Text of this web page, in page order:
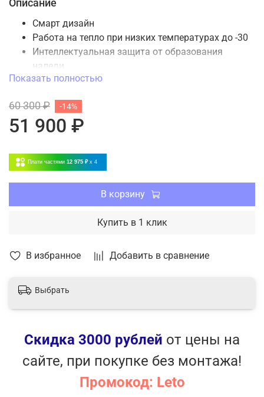
В избранное Добавить в сравнение
Описание
Смарт дизайн
Работа на тепло при низких температурах до -30
Интеллектуальная защита от образования
наледи
LED скрытый дисплей
Ионизатор
3D воздушный поток
Корпус из антисептического пластика Soft Tauch
Интеллектуальная разморозка
Покрытие теплообменника Golden fin
Ночной режим
Показать полностью
60 300 ₽
51 900 ₽
-14%
Плати частями 12 975 ₽ x 4
В корзину
Купить в 1 клик
Выбрать
Скидка 3000 рублей от цены на
сайте, при покупке без монтажа!
Промокод: Leto